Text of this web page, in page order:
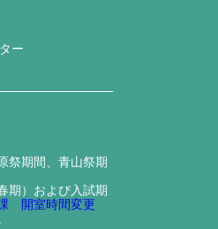
ー
祭期間、青山祭期
期）および入試期
開室時間変更